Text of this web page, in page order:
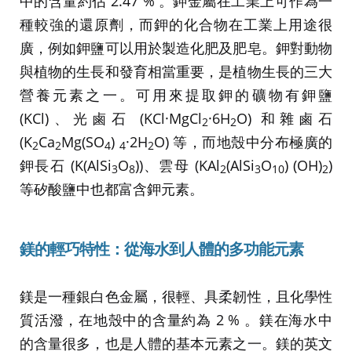
種較強的還原劑，而鉀的化合物在工業上用途很
廣，例如鉀鹽可以用於製造化肥及肥皂。鉀對動物
與植物的生長和發育相當重要，是植物生長的三大
營養元素之一。可用來提取鉀的礦物有鉀鹽
(KCl)、光鹵石 (KCl·MgCl2·6H2O) 和雜鹵石
(K2Ca2Mg(SO4) 4·2H2O) 等，而地殼中分布極廣的
鉀長石 (K(AlSi3O8))、雲母 (KAl2(AlSi3O10) (OH)2)
等矽酸鹽中也都富含鉀元素。
鎂的輕巧特性：從海水到人體的多功能元素
鎂是一種銀白色金屬，很輕、具柔韌性，且化學性
質活潑，在地殼中的含量約為 2 % 。鎂在海水中
的含量很多，也是人體的基本元素之一。鎂的英文